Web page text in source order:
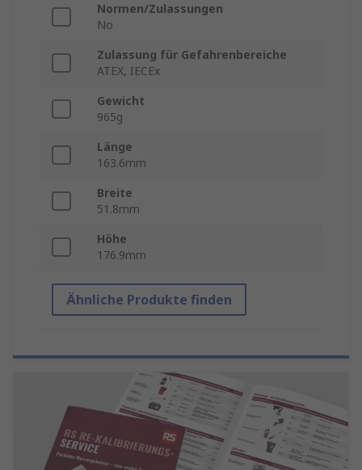
Normen/Zulassungen
No
Zulassung für Gefahrenbereiche
ATEX, IECEx
Gewicht
965g
Länge
163.6mm
Breite
51.8mm
Höhe
176.9mm
Ähnliche Produkte finden